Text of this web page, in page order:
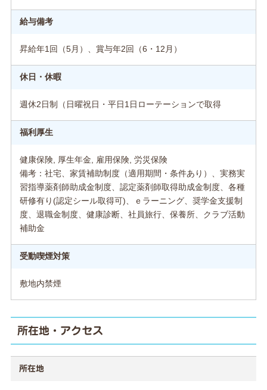
給与備考
昇給年1回（5月）、賞与年2回（6・12月）
休日・休暇
週休2日制（日曜祝日・平日1日ローテーションで取得
福利厚生
健康保険, 厚生年金, 雇用保険, 労災保険
備考：社宅、家賃補助制度（適用期間・条件あり）、実務実
習指導薬剤師助成金制度、認定薬剤師取得助成金制度、各種
研修有り(認定シール取得可)、ｅラーニング、奨学金支援制
度、退職金制度、健康診断、社員旅行、保養所、クラブ活動
補助金
受動喫煙対策
敷地内禁煙
所在地・アクセス
所在地